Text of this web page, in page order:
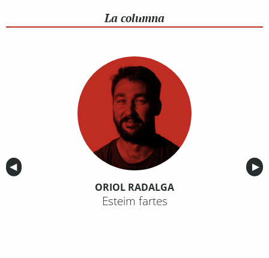
La columna
Anterior
◀︎ ▶︎
ORIOL RADALGA
Esteim fartes